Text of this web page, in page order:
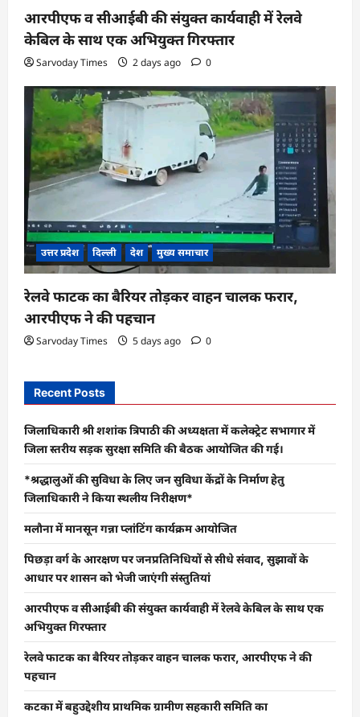
आरपीएफ व सीआईबी की संयुक्त कार्यवाही में रेलवे
केबिल के साथ एक अभियुक्त गिरफ्तार
Sarvoday Times 2 days ago 0
उत्तर प्रदेश दिल्ली देश मुख्य समाचार
रेलवे फाटक का बैरियर तोड़कर वाहन चालक फरार,
आरपीएफ ने की पहचान
Sarvoday Times 5 days ago 0
Recent Posts
जिलाधिकारी श्री शशांक त्रिपाठी की अध्यक्षता में कलेक्ट्रेट सभागार में
जिला स्तरीय सड़क सुरक्षा समिति की बैठक आयोजित की गई।
*श्रद्धालुओं की सुविधा के लिए जन सुविधा केंद्रों के निर्माण हेतु
जिलाधिकारी ने किया स्थलीय निरीक्षण*
मलौना में मानसून गन्ना प्लांटिंग कार्यक्रम आयोजित
पिछड़ा वर्ग के आरक्षण पर जनप्रतिनिधियों से सीधे संवाद, सुझावों के
आधार पर शासन को भेजी जाएंगी संस्तुतियां
आरपीएफ व सीआईबी की संयुक्त कार्यवाही में रेलवे केबिल के साथ एक
अभियुक्त गिरफ्तार
रेलवे फाटक का बैरियर तोड़कर वाहन चालक फरार, आरपीएफ ने की
पहचान
कटका में बहुउद्देशीय प्राथमिक ग्रामीण सहकारी समिति का